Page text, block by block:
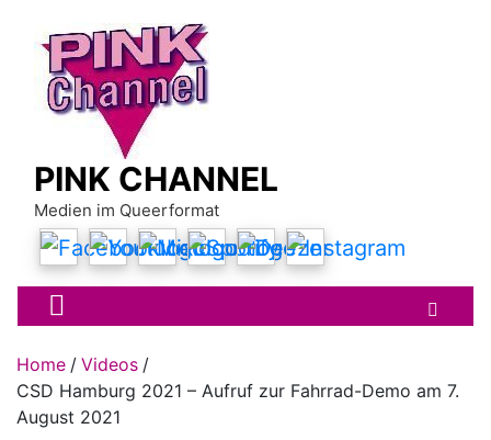
content
PINK CHANNEL
Medien im Queerformat
Home
Videos
CSD Hamburg 2021 – Aufruf zur Fahrrad-Demo am 7.
August 2021